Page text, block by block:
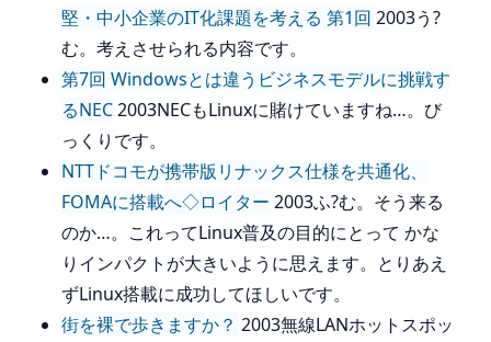
堅・中小企業のIT化課題を考える 第1回 2003う?
む。考えさせられる内容です。
第7回 Windowsとは違うビジネスモデルに挑戦す
るNEC2003NECもLinuxに賭けていますね…。び
っくりです。
NTTドコモが携帯版リナックス仕様を共通化、
FOMAに搭載へ◇ロイター 2003ふ?む。そう来る
のか…。これってLinux普及の目的にとって かな
りインパクトが大きいように思えます。とりあえ
ずLinux搭載に成功してほしいです。
街を裸で歩きますか？ 2003無線LANホットスポッ